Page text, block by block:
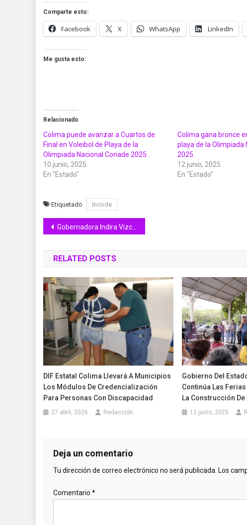
Comparte esto:
Facebook X WhatsApp LinkedIn
Me gusta esto:
Relacionado
Colima puede avanzar a Cuartos de
Final en Voleibol de Playa de la
Olimpiada Nacional Conade 2025
10 junio, 2025
En "Estado"
Colima gana bronce
playa de la Olimpiada
2025
12 junio, 2025
En "Estado"
Etiquetado Incode
Navegación
de
entradas
Gobernadora Indira Vizcaíno entregó escrituras de casas Insuvi a 70 familias colimenses
RELATED POSTS
DIF Estatal Colima Llevará A Municipios
Los Módulos De Credencialización
Para Personas Con Discapacidad
27 abril, 2026 Redacción
Gobierno Del
Continúa Las
La Construcción De
12 junio, 2025
Deja un comentario
Tu dirección de correo electrónico no será publicada. Los
Comentario *